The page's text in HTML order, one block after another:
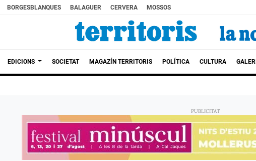
BORGESBLANQUES BALAGUER CERVERA MOSSOS
EDICIONS SOCIETAT MAGAZÍN TERRITORIS POLÍTICA CULTURA